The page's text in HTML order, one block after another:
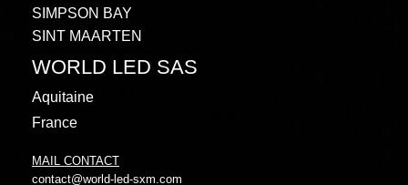
SIMPSON BAY
SINT MAARTEN
WORLD LED SAS
Aquitaine
France
MAIL CONTACT
contact@world-led-sxm.com